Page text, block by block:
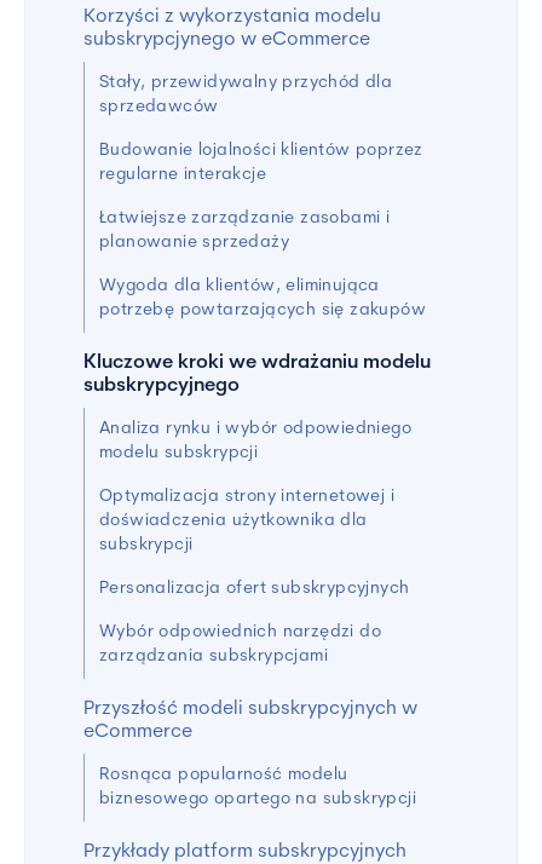
Korzyści z wykorzystania modelu
subskrypcjynego w eCommerce
Stały, przewidywalny przychód dla
sprzedawców
Budowanie lojalności klientów poprzez
regularne interakcje
Łatwiejsze zarządzanie zasobami i
planowanie sprzedaży
Wygoda dla klientów, eliminująca
potrzebę powtarzających się zakupów
Kluczowe kroki we wdrażaniu modelu
subskrypcyjnego
Analiza rynku i wybór odpowiedniego
modelu subskrypcji
Optymalizacja strony internetowej i
doświadczenia użytkownika dla
subskrypcji
Personalizacja ofert subskrypcyjnych
Wybór odpowiednich narzędzi do
zarządzania subskrypcjami
Przyszłość modeli subskrypcyjnych w
eCommerce
Rosnąca popularność modelu
biznesowego opartego na subskrypcji
Przykłady platform subskrypcyjnych